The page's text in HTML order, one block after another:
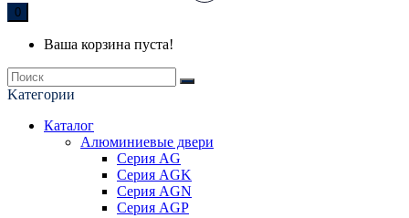
0
Ваша корзина пуста!
Kатегории
Каталог
Алюминиевые двери
Серия AG
Серия AGK
Серия AGN
Серия AGP